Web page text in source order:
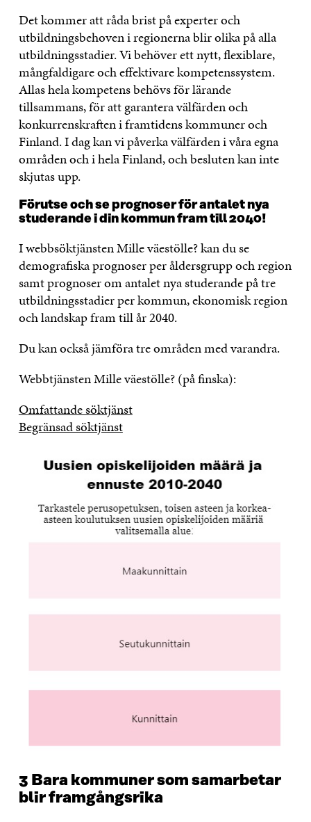
Det kommer att råda brist på experter och
utbildningsbehoven i regionerna blir olika på alla
utbildningsstadier. Vi behöver ett nytt, flexiblare,
mångfaldigare och effektivare kompetenssystem.
Allas hela kompetens behövs för lärande
tillsammans, för att garantera välfärden och
konkurrenskraften i framtidens kommuner och
Finland. I dag kan vi påverka välfärden i våra egna
områden och i hela Finland, och besluten kan inte
skjutas upp.
Förutse och se prognoser för antalet nya
studerande i din kommun fram till 2040!
I webbsöktjänsten Mille väestölle? kan du se
demografiska prognoser per åldersgrupp och region
samt prognoser om antalet nya studerande på tre
utbildningsstadier per kommun, ekonomisk region
och landskap fram till år 2040.
Du kan också jämföra tre områden med varandra.
Webbtjänsten Mille väestölle? (på finska):
Omfattande söktjänst
Begränsad söktjänst
3 Bara kommuner som samarbetar
blir framgångsrika